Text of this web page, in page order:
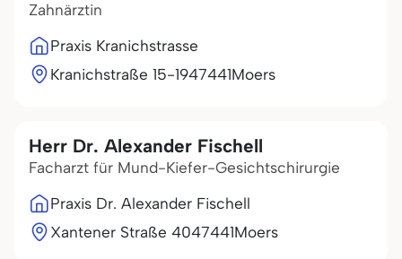
Zahnärztin
Praxis Kranichstrasse
Kranichstraße 15-1947441Moers
Herr Dr. Alexander Fischell
Facharzt für Mund-Kiefer-Gesichtschirurgie
Praxis Dr. Alexander Fischell
Xantener Straße 4047441Moers